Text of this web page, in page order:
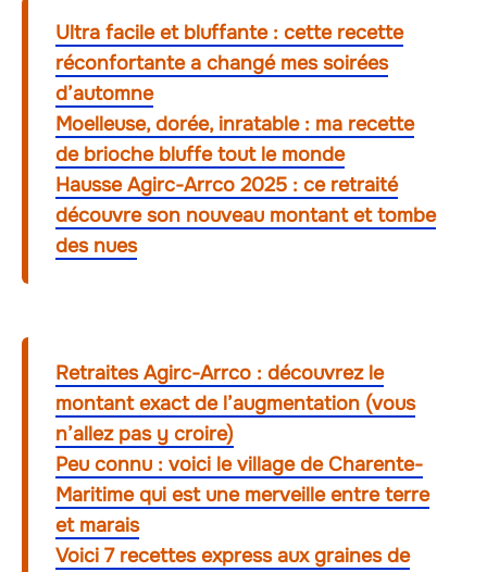
Ultra facile et bluffante : cette recette
réconfortante a changé mes soirées
d’automne
Moelleuse, dorée, inratable : ma recette
de brioche bluffe tout le monde
Hausse Agirc-Arrco 2025 : ce retraité
découvre son nouveau montant et tombe
des nues
Retraites Agirc-Arrco : découvrez le
montant exact de l’augmentation (vous
n’allez pas y croire)
Peu connu : voici le village de Charente-
Maritime qui est une merveille entre terre
et marais
Voici 7 recettes express aux graines de